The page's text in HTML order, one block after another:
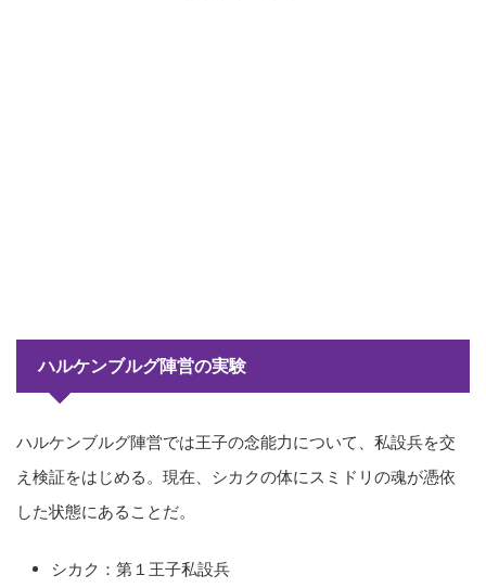
ハルケンブルグ陣営の実験
ハルケンブルグ陣営では王子の念能力について、私設兵を交
え検証をはじめる。現在、シカクの体にスミドリの魂が憑依
した状態にあることだ。
シカク：第１王子私設兵